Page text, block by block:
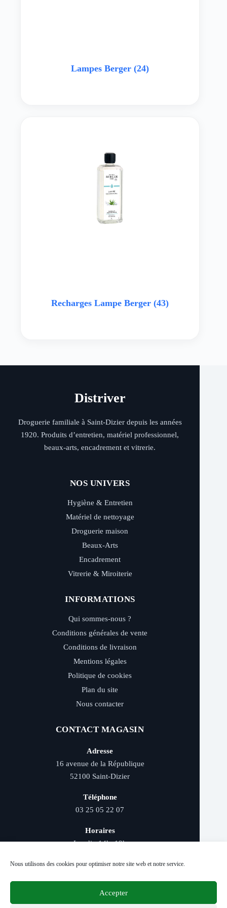
Nous utilisons des cookies pour optimiser notre site web et notre service.
Accepter
Lampes Berger(24)
Recharges Lampe Berger(43)
Distriver
Droguerie familiale à Saint-Dizier depuis les années
1920. Produits d’entretien, matériel professionnel,
beaux-arts, encadrement et vitrerie.
NOS UNIVERS
Hygiène & Entretien
Matériel de nettoyage
Droguerie maison
Beaux-Arts
Encadrement
Vitrerie & Miroiterie
INFORMATIONS
Qui sommes-nous ?
Conditions générales de vente
Conditions de livraison
Mentions légales
Politique de cookies
Plan du site
Nous contacter
CONTACT MAGASIN
Adresse
16 avenue de la République
52100 Saint-Dizier
Téléphone
03 25 05 22 07
Horaires
Lundi : 14h–19h
Livraison rapide - Retrait magasin - Paiement